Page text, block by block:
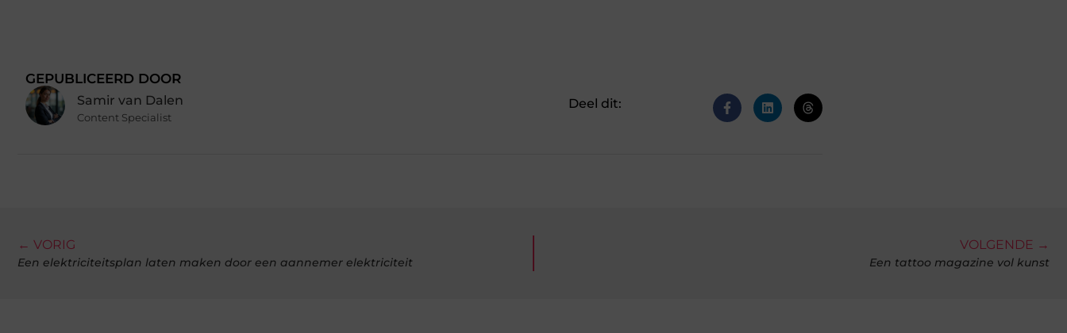
GEPUBLICEERD DOOR
Samir van Dalen
Content Specialist
Deel dit:
← VORIG
Een elektriciteitsplan laten maken door een aannemer elektriciteit
VOLGENDE →
Een tattoo magazine vol kunst